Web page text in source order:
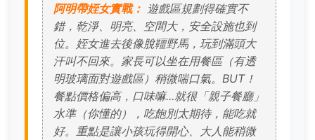
阿明帶姪女實戰： 遊戲區規劃得確實不
錯，乾淨、明亮、空間大，安全設施也到
位。姪女進去後像脫韁野馬，玩到滿頭大
汗叫不回來。家長可以坐在用餐區（有透
明玻璃面對遊戲區）稍微喘口氣。BUT！
餐點價格偏高，口味嘛...就很「親子餐廳」
水準（你懂的），吃飽別太期待，能吃就
好。重點是讓小孩玩得開心、大人能稍微